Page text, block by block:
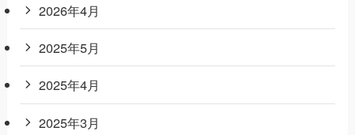
2026年4月
2025年5月
2025年4月
2025年3月